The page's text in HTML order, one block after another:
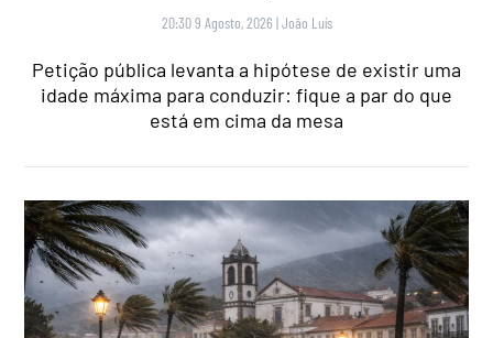
20:30 9 Agosto, 2026 |João Luís
Petição pública levanta a hipótese de existir uma
idade máxima para conduzir: fique a par do que
está em cima da mesa